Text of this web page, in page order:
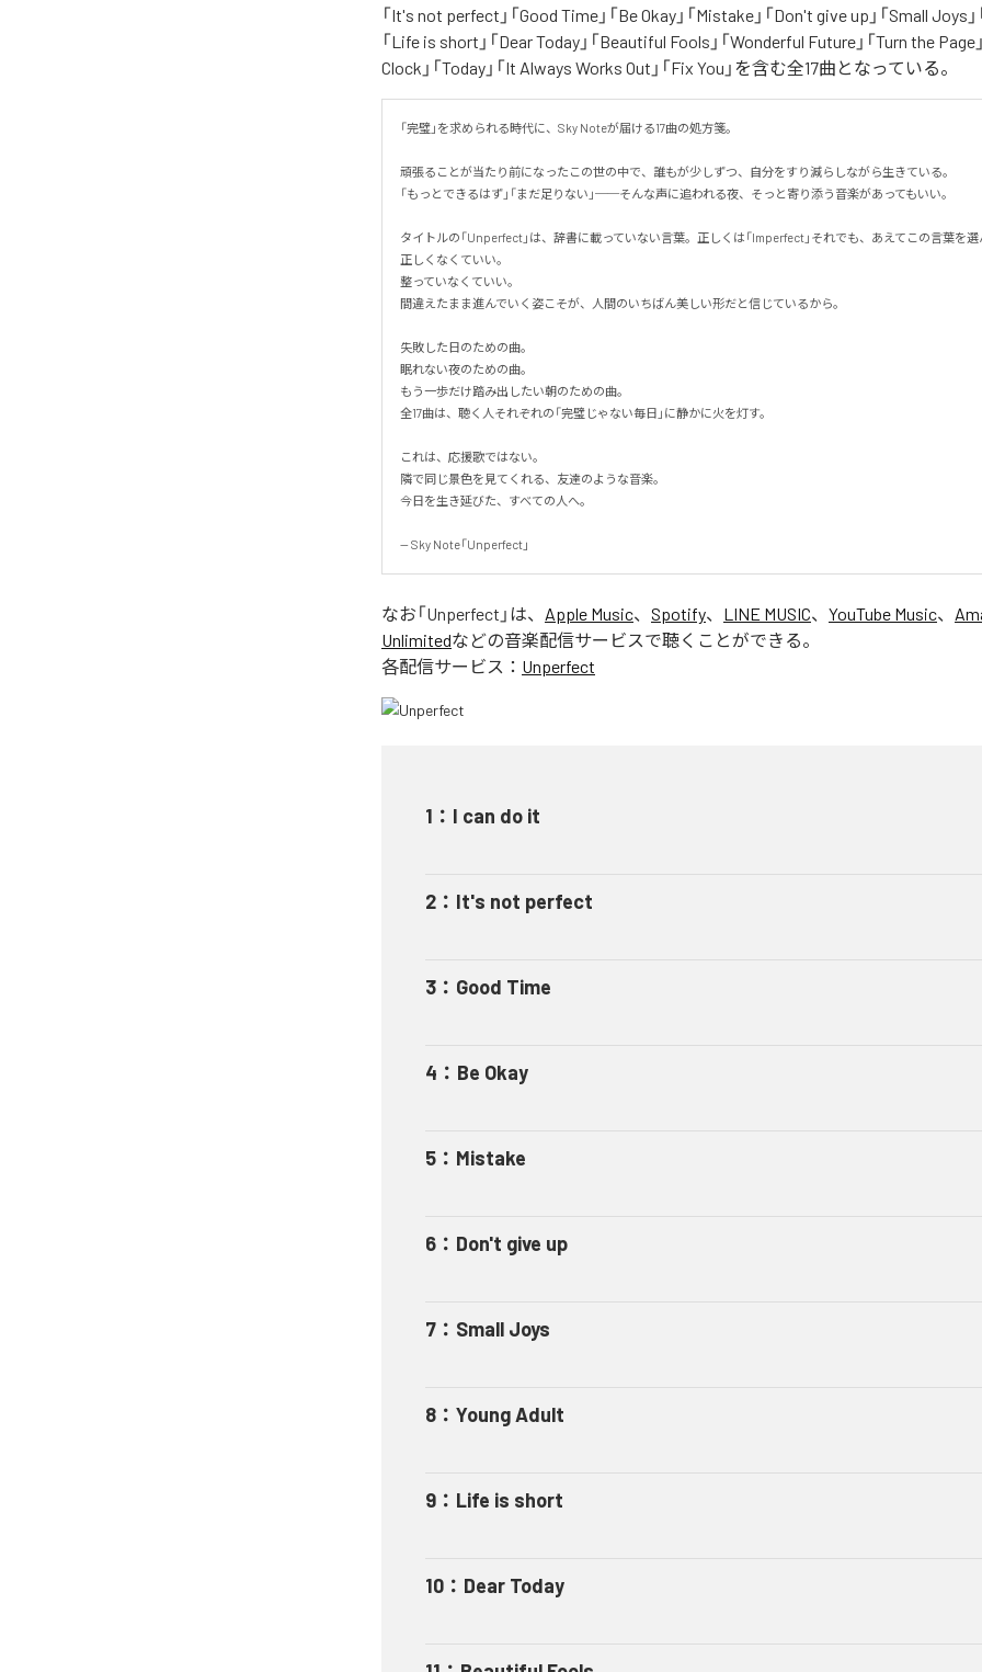
「It's not perfect」「Good Time」「Be Okay」「Mistake」「Don't give up」「Small Joys」
「Life is short」「Dear Today」「Beautiful Fools」「Wonderful Future」「Turn the Page
Clock」「Today」「It Always Works Out」「Fix You」を含む全17曲となっている。
「完璧」を求められる時代に、Sky Noteが届ける17曲の処方箋。
頑張ることが当たり前になったこの世の中で、誰もが少しずつ、自分をすり減らしながら生きている。
「もっとできるはず」「まだ足りない」──そんな声に追われる夜、そっと寄り添う音楽があってもいい。
タイトルの「Unperfect」は、辞書に載っていない言葉。正しくは「Imperfect」それでも、あえてこの言葉を選
正しくなくていい。
整っていなくていい。
間違えたまま進んでいく姿こそが、人間のいちばん美しい形だと信じているから。
失敗した日のための曲。
眠れない夜のための曲。
もう一歩だけ踏み出したい朝のための曲。
全17曲は、聴く人それぞれの「完璧じゃない毎日」に静かに火を灯す。
これは、応援歌ではない。
隣で同じ景色を見てくれる、友達のような音楽。
今日を生き延びた、すべての人へ。
-- Sky Note「Unperfect」
なお「Unperfect 」は、 Apple Music、 Spotify、 LINE MUSIC、 YouTube Music、
Unlimitedなどの音楽配信サービスで聴くことができる。
各配信サービス： Unperfect
1 ： I can do it
2 ： It's not perfect
3 ： Good Time
4 ： Be Okay
5 ： Mistake
6 ： Don't give up
7 ： Small Joys
8 ： Young Adult
9 ： Life is short
10 ： Dear Today